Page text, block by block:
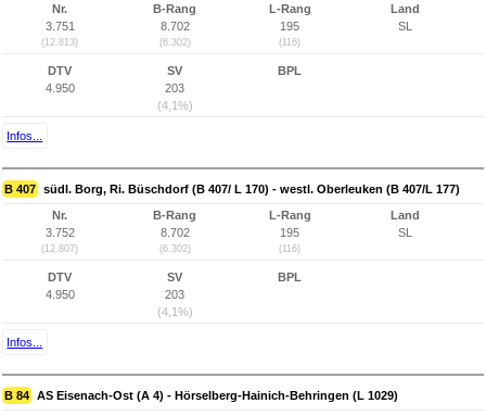
Nr.
3.751
(12.813)
B-Rang
8.702
(6.302)
L-Rang
195
(116)
Land
SL
DTV
4.950
SV
203
(4,1%)
BPL
Infos...
B 407 südl. Borg, Ri. Büschdorf (B 407/ L 170) - westl. Oberleuken (B 407/L 177)
Nr.
3.752
(12.807)
B-Rang
8.702
(6.302)
L-Rang
195
(116)
Land
SL
DTV
4.950
SV
203
(4,1%)
BPL
Infos...
B 84 AS Eisenach-Ost (A 4) - Hörselberg-Hainich-Behringen (L 1029)